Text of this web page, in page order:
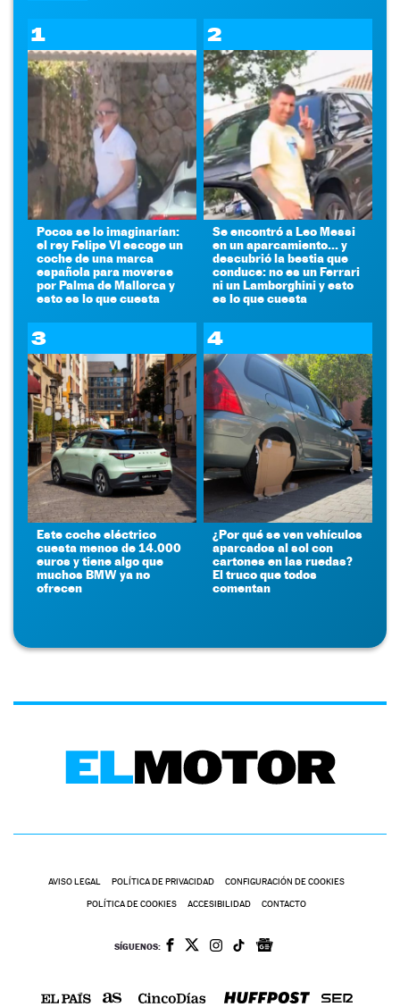
1
Pocos se lo imaginarían:
el rey Felipe VI escoge un
coche de una marca
española para moverse
por Palma de Mallorca y
esto es lo que cuesta
2
Se encontró a Leo Messi
en un aparcamiento... y
descubrió la bestia que
conduce: no es un Ferrari
ni un Lamborghini y esto
es lo que cuesta
3
Este coche eléctrico
cuesta menos de 14.000
euros y tiene algo que
muchos BMW ya no
ofrecen
4
¿Por qué se ven vehículos
aparcados al sol con
cartones en las ruedas?
El truco que todos
comentan
AVISO LEGAL POLÍTICA DE PRIVACIDAD CONFIGURACIÓN DE COOKIES
POLÍTICA DE COOKIES ACCESIBILIDAD CONTACTO
SÍGUENOS: